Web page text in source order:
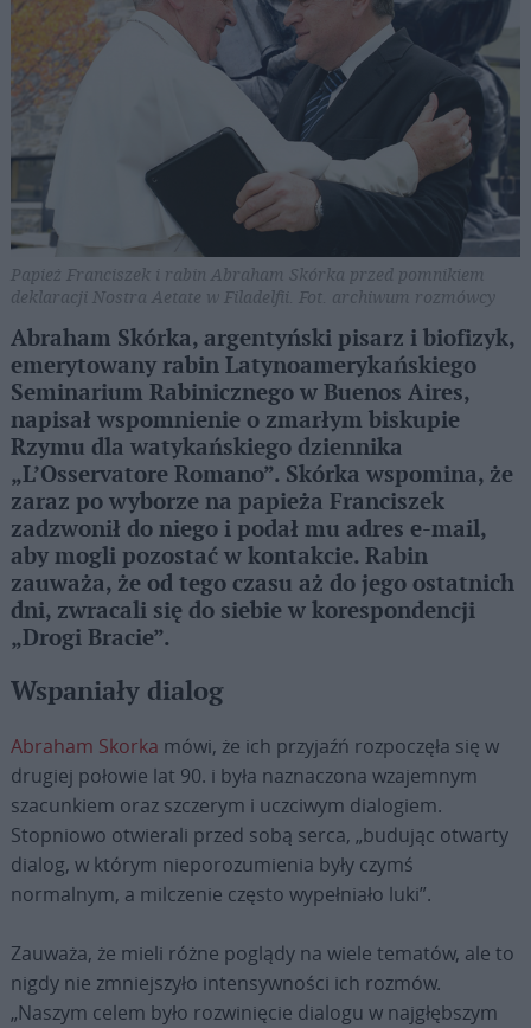
Papież Franciszek i rabin Abraham Skórka przed pomnikiem
deklaracji Nostra Aetate w Filadelfii. Fot. archiwum rozmówcy
Abraham Skórka, argentyński pisarz i biofizyk,
emerytowany rabin Latynoamerykańskiego
Seminarium Rabinicznego w Buenos Aires,
napisał wspomnienie o zmarłym biskupie
Rzymu dla watykańskiego dziennika
„L’Osservatore Romano”. Skórka wspomina, że
zaraz po wyborze na papieża Franciszek
zadzwonił do niego i podał mu adres e-mail,
aby mogli pozostać w kontakcie. Rabin
zauważa, że od tego czasu aż do jego ostatnich
dni, zwracali się do siebie w korespondencji
„Drogi Bracie”.
Wspaniały dialog
Abraham Skorka mówi, że ich przyjaźń rozpoczęła się w
drugiej połowie lat 90. i była naznaczona wzajemnym
szacunkiem oraz szczerym i uczciwym dialogiem.
Stopniowo otwierali przed sobą serca, „budując otwarty
dialog, w którym nieporozumienia były czymś
normalnym, a milczenie często wypełniało luki”.
Zauważa, że mieli różne poglądy na wiele tematów, ale to
nigdy nie zmniejszyło intensywności ich rozmów.
„Naszym celem było rozwinięcie dialogu w najgłębszym